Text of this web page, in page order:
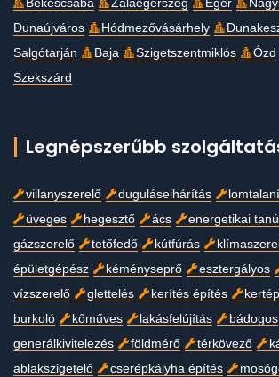
Békéscsaba
Zalaegerszeg Eger
Dunaújváros
Hódmezővásárhely
Salgótarján
Baja Szigetszentmiklós Ózd
Szekszárd
Legnépszerűbb
villanyszerelő duguláselhárítás
üveges
hegesztő ács
energetikai
gázszerelő
tetőfedő kútfúrás
épületgépész
kéményseprő esztergályos
vízszerelő
glettelés kerítés építés
burkoló
kőműves lakásfelújítás
bádogos
generálkivitelezés
földmérő térkövező
ablakszigetelő
cserépkályha építés